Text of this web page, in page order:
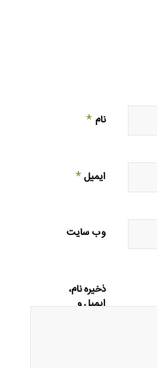
نام *
ایمیل*
وب‌ سایت
ذخیره نام،
ایمیل و